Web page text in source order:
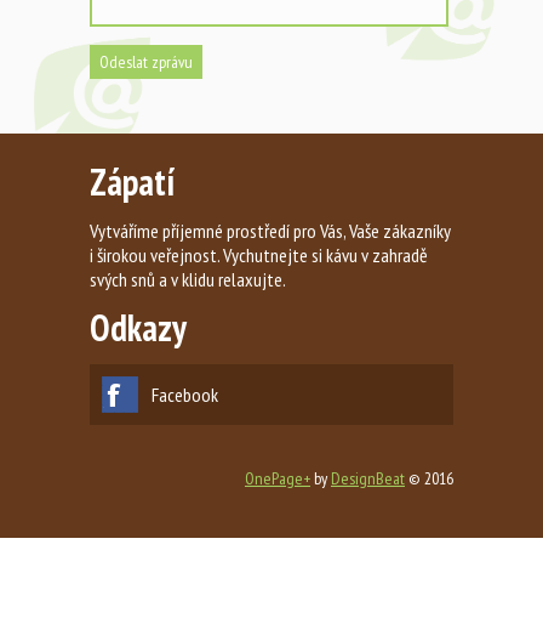
Zápatí
Vytváříme příjemné prostředí pro Vás, Vaše zákazníky
i širokou veřejnost. Vychutnejte si kávu v zahradě
svých snů a v klidu relaxujte.
Odkazy
Facebook
OnePage+by DesignBeat © 2016